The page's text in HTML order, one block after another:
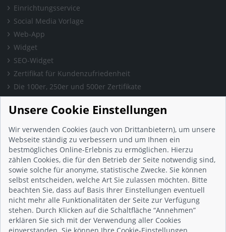
Einrichtungsservice
Social Media Vorlage
Web-App
Widget
SEO-Widget
Zertifikat für Kundenzufriedenheit
Die 100er, 250er und 500er Zertifikate
Presse & Wissen
Presse und Informationen
Blog
Häufig gestellte Fragen (FAQ)
Studie: Digitalisierungsbarometer
Initiative gegen Fake-Bewertungen
Kunden Informationen
Beratungsgespräch vereinbaren
Impressum
Datenschutz
Unsere Cookie Einstellungen
Wir verwenden Cookies (auch von Drittanbietern), um unsere
Webseite ständig zu verbessern und um Ihnen ein
bestmögliches Online-Erlebnis zu ermöglichen. Hierzu
zählen Cookies, die für den Betrieb der Seite notwendig sind,
sowie solche für anonyme, statistische Zwecke. Sie können
selbst entscheiden, welche Art Sie zulassen möchten. Bitte
beachten Sie, dass auf Basis Ihrer Einstellungen eventuell
nicht mehr alle Funktionalitäten der Seite zur Verfügung
stehen. Durch Klicken auf die Schaltfläche “Annehmen”
erklären Sie sich mit der Verwendung aller Cookies